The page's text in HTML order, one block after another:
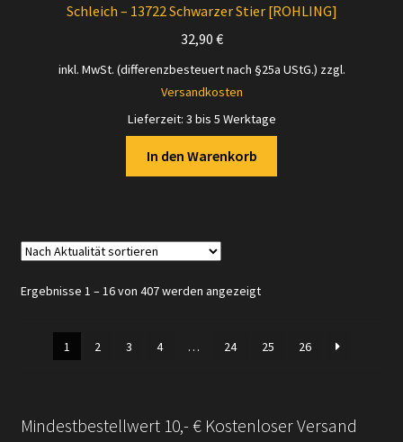
Schleich – 13722 Schwarzer Stier [ROHLING]
32,90 €
inkl. MwSt. (differenzbesteuert nach §25a UStG.) zzgl.
Versandkosten
Lieferzeit: 3 bis 5 Werktage
In den Warenkorb
Ergebnisse 1 – 16 von 407 werden angezeigtNach
1
2 3 4 … 24 25 26
Mindestbestellwert 10,- € Kostenloser Versand